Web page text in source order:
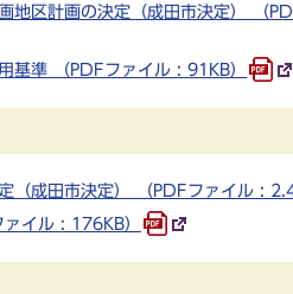
区計画の決定（成田市決定） （
基準 （PDFファイル : 91KB）
成田市決定） （PDFファイル :
イル : 176KB）